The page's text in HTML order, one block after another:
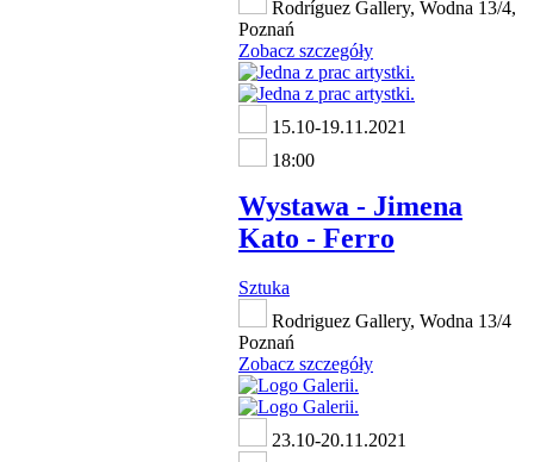
Rodríguez Gallery, Wodna 13/4,
Poznań
Zobacz szczegóły
15.10-19.11.2021
18:00
Wystawa - Jimena
Kato - Ferro
Sztuka
Rodriguez Gallery, Wodna 13/4
Poznań
Zobacz szczegóły
23.10-20.11.2021